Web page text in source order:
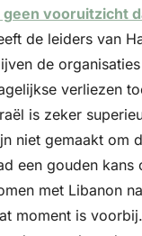
geen vooruitzicht
de leiders van
de
verliezen
is zeker
niet gemaakt om
een gouden kans
met Libanon
moment is